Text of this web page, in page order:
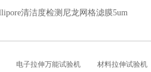
清洁度检测尼龙网格滤膜5um
电子拉伸万能试验机 材料拉伸试验机